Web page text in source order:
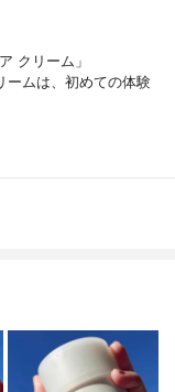
クリーム」
ームは、初めての体験